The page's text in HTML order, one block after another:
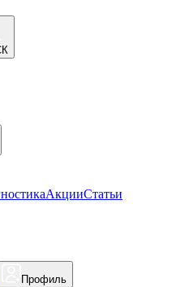
АкцииСтатьи
Профиль